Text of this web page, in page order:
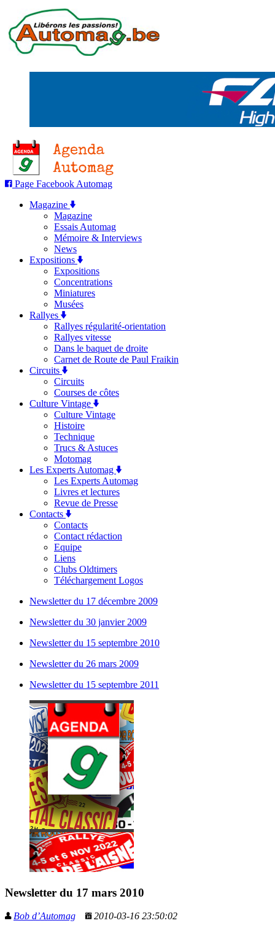
Page Facebook Automag
Magazine
Magazine
Essais Automag
Mémoire & Interviews
News
Expositions
Expositions
Concentrations
Miniatures
Musées
Rallyes
Rallyes régularité-orientation
Rallyes vitesse
Dans le baquet de droite
Carnet de Route de Paul Fraikin
Circuits
Circuits
Courses de côtes
Culture Vintage
Culture Vintage
Histoire
Technique
Trucs & Astuces
Motomag
Les Experts Automag
Les Experts Automag
Livres et lectures
Revue de Presse
Contacts
Contacts
Contact rédaction
Equipe
Liens
Clubs Oldtimers
Téléchargement Logos
Newsletter du 17 décembre 2009
Newsletter du 30 janvier 2009
Newsletter du 15 septembre 2010
Newsletter du 26 mars 2009
Newsletter du 15 septembre 2011
Newsletter du 17 mars 2010
Bob d’Automag 2010-03-16 23:50:02